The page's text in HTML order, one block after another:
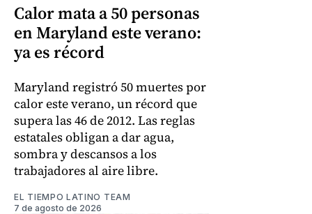
Calor mata a 50 personas
en Maryland este verano:
ya es récord
Maryland registró 50 muertes por
calor este verano, un récord que
supera las 46 de 2012. Las reglas
estatales obligan a dar agua,
sombra y descansos a los
trabajadores al aire libre.
EL TIEMPO LATINO TEAM
7 de agosto de 2026